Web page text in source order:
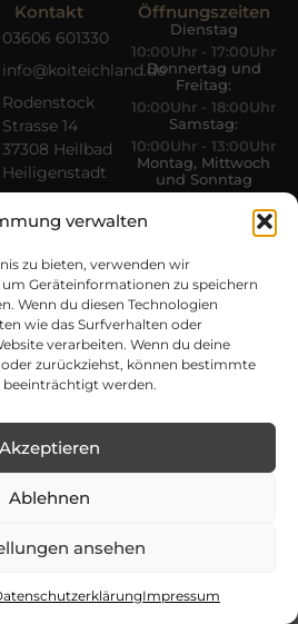
verwalten
zu bieten, verwenden wir
Geräteinformationen zu speichern
Wenn du diesen Technologien
wie das Surfverhalten oder
verarbeiten. Wenn du deine
zurückziehst, können bestimmte
werden.
Akzeptieren
Ablehnen
ansehen
Impressum
Kontakt
03606 601330
info@koiteichland.de
Rodenstock
Strasse 14
37308 Heilbad
Heiligenstadt
Öffnungszeiten
Dienstag
10:00Uhr - 17:00Uhr
Donnertag und
Freitag:
10:00Uhr - 18:00Uhr
Samstag:
10:00Uhr - 13:00Uhr
Montag, Mittwoch
und Sonntag
Entwickelt vonBoldpeak